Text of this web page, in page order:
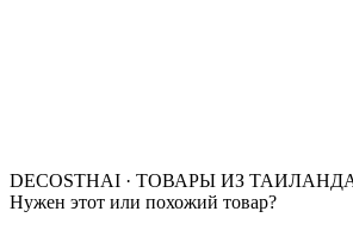
DECOSTHAI · ТОВАРЫ ИЗ
Нужен этот или похожий товар?